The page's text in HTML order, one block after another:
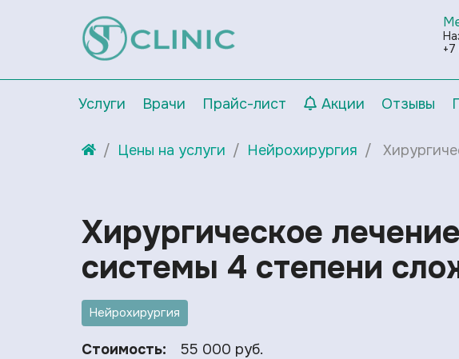
Услуги Врачи Прайс-лист Акции Отзывы
Цены на услуги Нейрохирургия
Хирургическое
системы 4 степени
Нейрохирургия
Стоимость: 55 000 руб.